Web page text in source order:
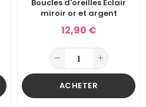
Boucles d'oreilles Eclair
miroir or et argent
12,90 €
ACHETER